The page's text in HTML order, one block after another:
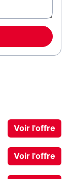
Voir l'offre
Voir l'offre